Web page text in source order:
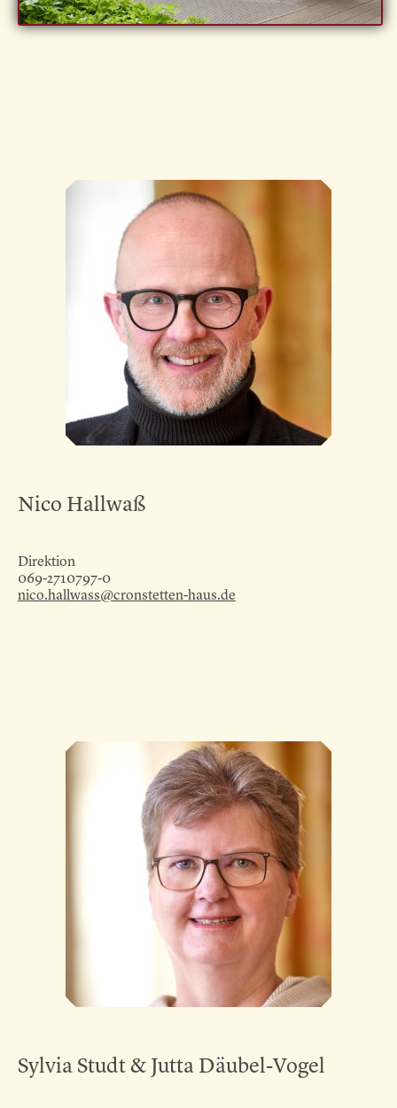
Nico Hallwaß
Direktion
069-2710797-0
nico.hallwass@cronstetten-haus.de
Sylvia Studt & Jutta Däubel-Vogel